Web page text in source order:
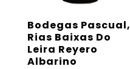
Bodegas Pascual,
Rias Baixas Do
Leira Reyero
Albarino